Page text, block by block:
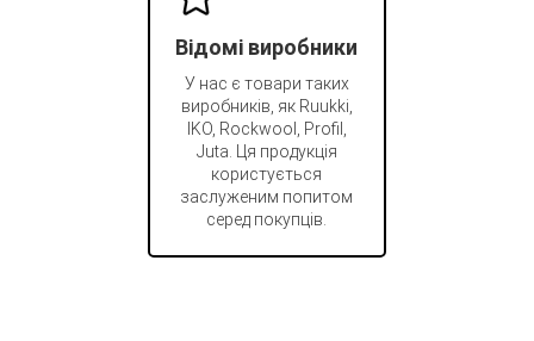
Відомі виробники
У нас є товари таких
виробників, як Ruukki,
IKO, Rockwool, Profil,
Juta. Ця продукція
користується
заслуженим попитом
серед покупців.